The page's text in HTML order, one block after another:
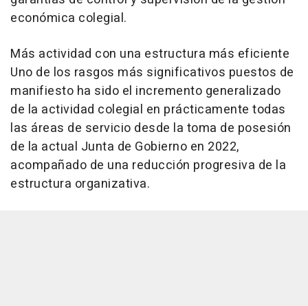
económica colegial.
Más actividad con una estructura más eficiente
Uno de los rasgos más significativos puestos de
manifiesto ha sido el incremento generalizado
de la actividad colegial en prácticamente todas
las áreas de servicio desde la toma de posesión
de la actual Junta de Gobierno en 2022,
acompañado de una reducción progresiva de la
estructura organizativa.